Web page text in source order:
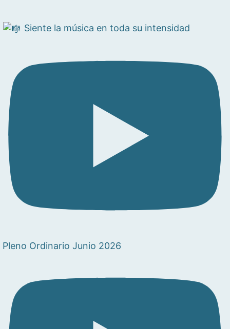
Siente la música en toda su intensidad
Pleno Ordinario Junio 2026